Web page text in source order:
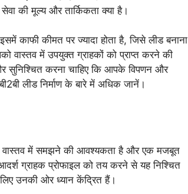
की मूल्य और तार्किकता क्या है।
काफी कीमत पर ज्यादा होता है, जिसे लीड बनाना
वास्तव में उपयुक्त ग्राहकों को प्राप्त करने की
सुनिश्चित करना चाहिए कि आपके विपणन और
लीड निर्माण के बारे में अधिक जानें।
वास्तव में समझने की आवश्यकता है और एक मजबूत
ग्राहक प्रोफाइल को तय करने से यह निश्चित
उनकी ओर ध्यान केंद्रित हैं।